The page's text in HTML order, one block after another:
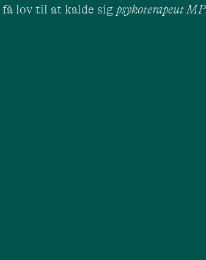
få lov til at kalde sig psykoterapeut